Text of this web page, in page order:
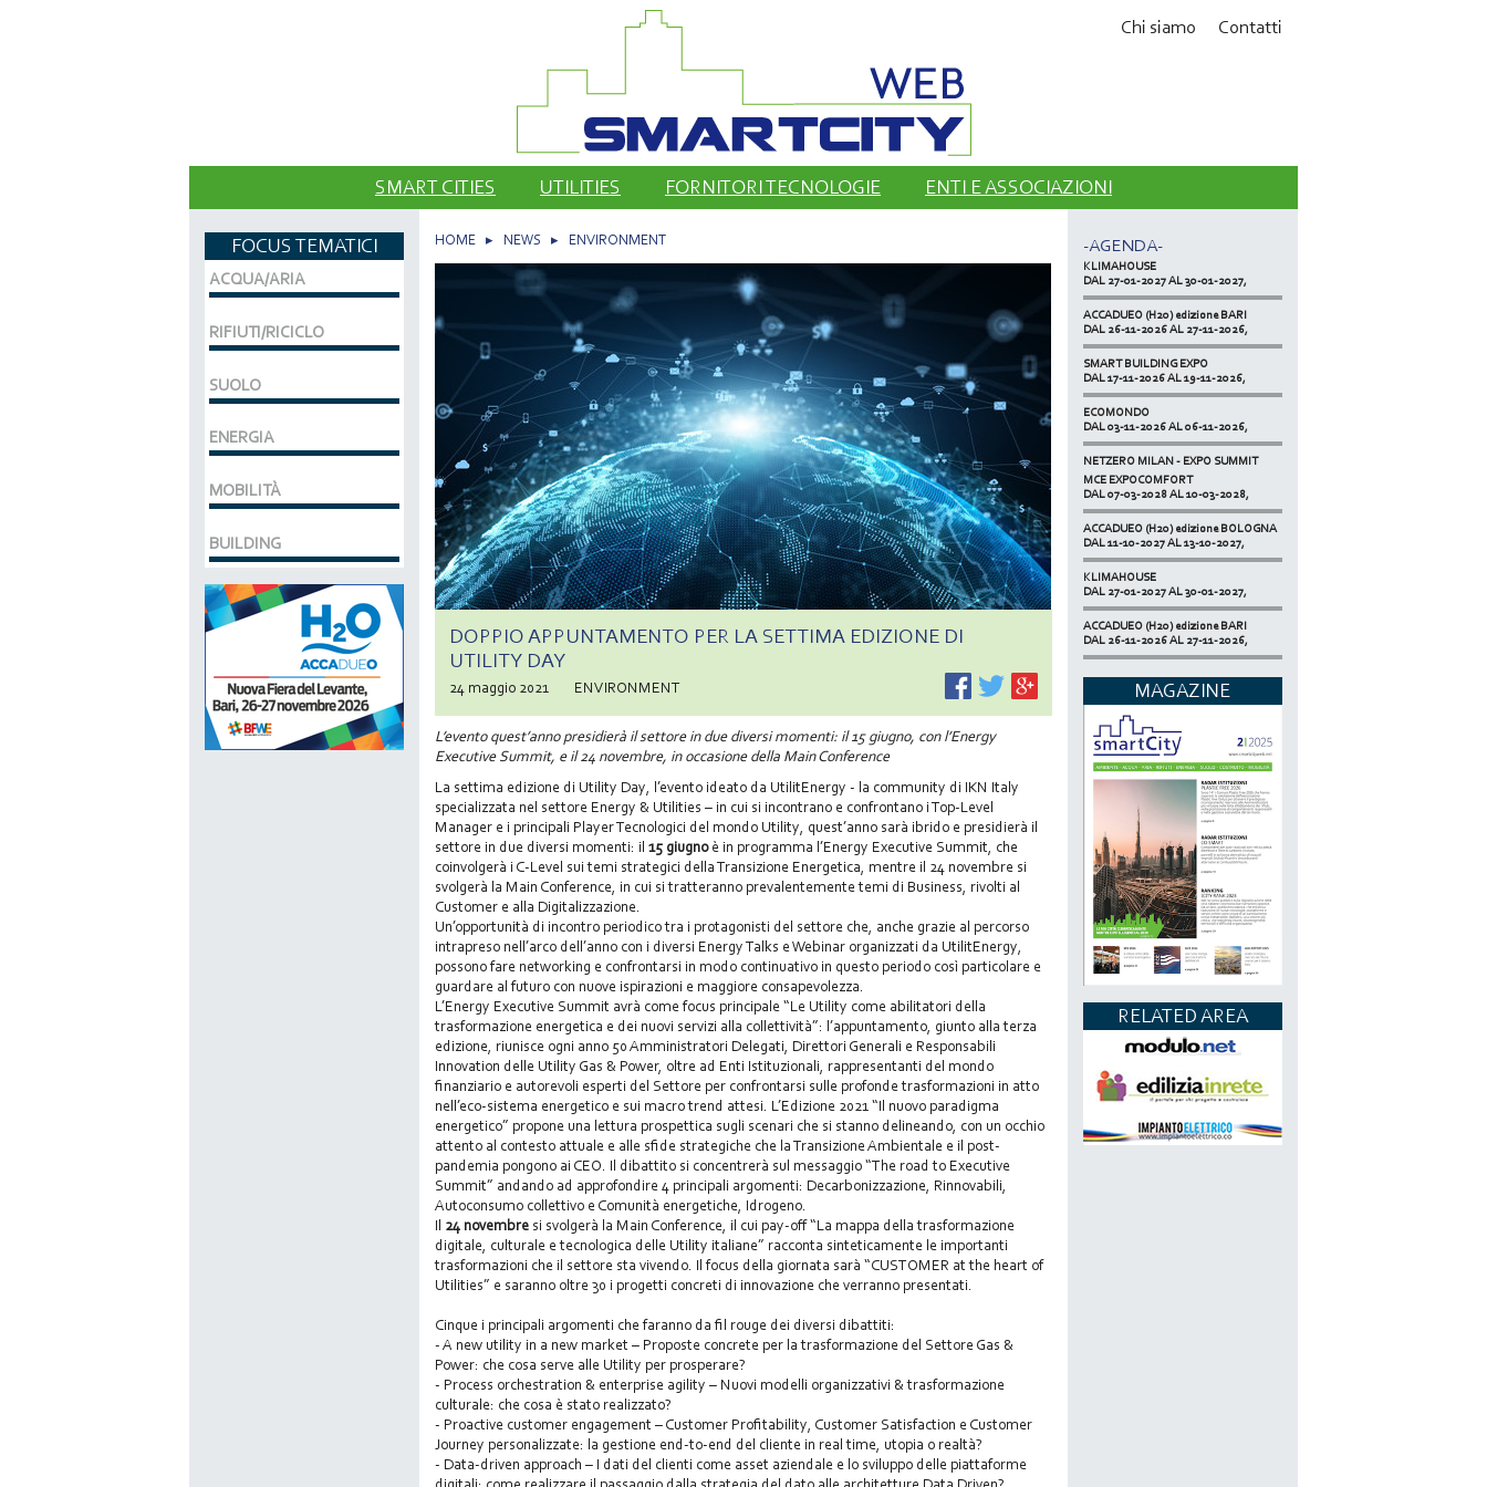
Chi siamo Contatti
SMART CITIES UTILITIES FORNITORI TECNOLOGIE ENTI E ASSOCIAZIONI
HOME ▸ NEWS ▸ ENVIRONMENT
DOPPIO APPUNTAMENTO PER LA SETTIMA EDIZIONE DI
UTILITY DAY
24 maggio 2021 ENVIRONMENT
L’evento quest’anno presidierà il settore in due diversi momenti: il 15 giugno, con l’Energy
Executive Summit, e il 24 novembre, in occasione della Main Conference
La settima edizione di Utility Day, l’evento ideato da UtilitEnergy - la community di IKN Italy
specializzata nel settore Energy & Utilities – in cui si incontrano e confrontano i Top-Level
Manager e i principali Player Tecnologici del mondo Utility, quest’anno sarà ibrido e presidierà il
settore in due diversi momenti: il15 giugnoè in programma l’Energy Executive Summit, che
coinvolgerà i C-Level sui temi strategici della Transizione Energetica, mentre il 24 novembre si
svolgerà la Main Conference, in cui si tratteranno prevalentemente temi di Business, rivolti al
Customer e alla Digitalizzazione.
Un’opportunità di incontro periodico tra i protagonisti del settore che, anche grazie al percorso
intrapreso nell’arco dell’anno con i diversi Energy Talks e Webinar organizzati da UtilitEnergy,
possono fare networking e confrontarsi in modo continuativo in questo periodo così particolare e
guardare al futuro con nuove ispirazioni e maggiore consapevolezza.
L’Energy Executive Summit avrà come focus principale “Le Utility come abilitatori della
trasformazione energetica e dei nuovi servizi alla collettività”: l’appuntamento, giunto alla terza
edizione, riunisce ogni anno 50 Amministratori Delegati, Direttori Generali e Responsabili
Innovation delle Utility Gas & Power, oltre ad Enti Istituzionali, rappresentanti del mondo
finanziario e autorevoli esperti del Settore per confrontarsi sulle profonde trasformazioni in atto
nell’eco-sistema energetico e sui macro trend attesi. L’Edizione 2021 “Il nuovo paradigma
energetico” propone una lettura prospettica sugli scenari che si stanno delineando, con un occhio
attento al contesto attuale e alle sfide strategiche che la Transizione Ambientale e il post-
pandemia pongono ai CEO. Il dibattito si concentrerà sul messaggio “The road to Executive
Summit” andando ad approfondire 4 principali argomenti: Decarbonizzazione, Rinnovabili,
Autoconsumo collettivo e Comunità energetiche, Idrogeno.
Il 24 novembre si svolgerà la Main Conference, il cui pay-off “La mappa della trasformazione
digitale, culturale e tecnologica delle Utility italiane” racconta sinteticamente le importanti
trasformazioni che il settore sta vivendo. Il focus della giornata sarà “CUSTOMER at the heart of
Utilities” e saranno oltre 30 i progetti concreti di innovazione che verranno presentati.
Cinque i principali argomenti che faranno da fil rouge dei diversi dibattiti:
- A new utility in a new market – Proposte concrete per la trasformazione del Settore Gas &
Power: che cosa serve alle Utility per prosperare?
- Process orchestration & enterprise agility – Nuovi modelli organizzativi & trasformazione
culturale: che cosa è stato realizzato?
- Proactive customer engagement – Customer Profitability, Customer Satisfaction e Customer
Journey personalizzate: la gestione end-to-end del cliente in real time, utopia o realtà?
- Data-driven approach – I dati del clienti come asset aziendale e lo sviluppo delle piattaforme
FOCUS TEMATICI
ACQUA/ARIA
RIFIUTI/RICICLO
SUOLO
ENERGIA
MOBILITÀ
BUILDING
-AGENDA-
ACCADUEO (H20) edizione BOLOGNA
KLIMAHOUSE
DAL 27-01-2027 AL 30-01-2027,
ACCADUEO (H20) edizione BARI
DAL 26-11-2026 AL 27-11-2026,
SMART BUILDING EXPO
DAL 17-11-2026 AL 19-11-2026,
ECOMONDO
DAL 03-11-2026 AL 06-11-2026,
NETZERO MILAN - EXPO SUMMIT
DAL 20-10-2026 AL 22-10-2026,
MCE EXPOCOMFORT
DAL 07-03-2028 AL 10-03-2028,
ACCADUEO (H20) edizione BOLOGNA
DAL 11-10-2027 AL 13-10-2027,
KLIMAHOUSE
DAL 27-01-2027 AL 30-01-2027,
ACCADUEO (H20) edizione BARI
DAL 26-11-2026 AL 27-11-2026,
SMART BUILDING EXPO
DAL 17-11-2026 AL 19-11-2026,
ECOMONDO
DAL 03-11-2026 AL 06-11-2026,
NETZERO MILAN - EXPO SUMMIT
DAL 20-10-2026 AL 22-10-2026,
MAGAZINE
RELATED AREA